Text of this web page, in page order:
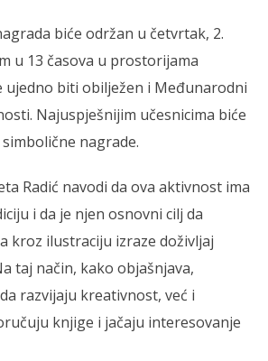
biće održan u četvrtak, 2.
u 13 časova u prostorijama
ujedno biti obilježen i Međunarodni
Najuspješnijim učesnicima biće
nagrade.
Radić navodi da ova aktivnost ima
i da je njen osnovni cilj da
kroz ilustraciju izraze doživljaj
taj način, kako objašnjava,
razvijaju kreativnost, već i
knjige i jačaju interesovanje